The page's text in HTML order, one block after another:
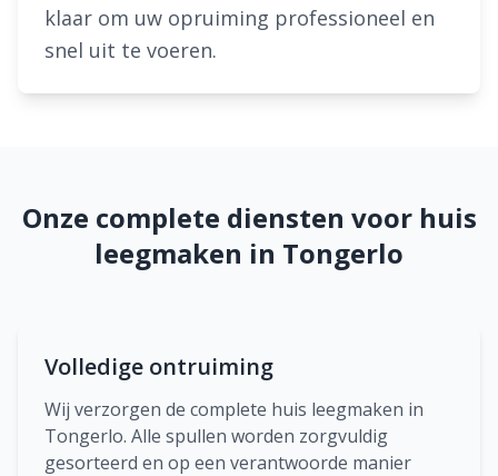
klaar om uw opruiming professioneel en
snel uit te voeren.
Onze complete diensten voor huis
leegmaken in Tongerlo
Volledige ontruiming
Wij verzorgen de complete huis leegmaken in
Tongerlo. Alle spullen worden zorgvuldig
gesorteerd en op een verantwoorde manier